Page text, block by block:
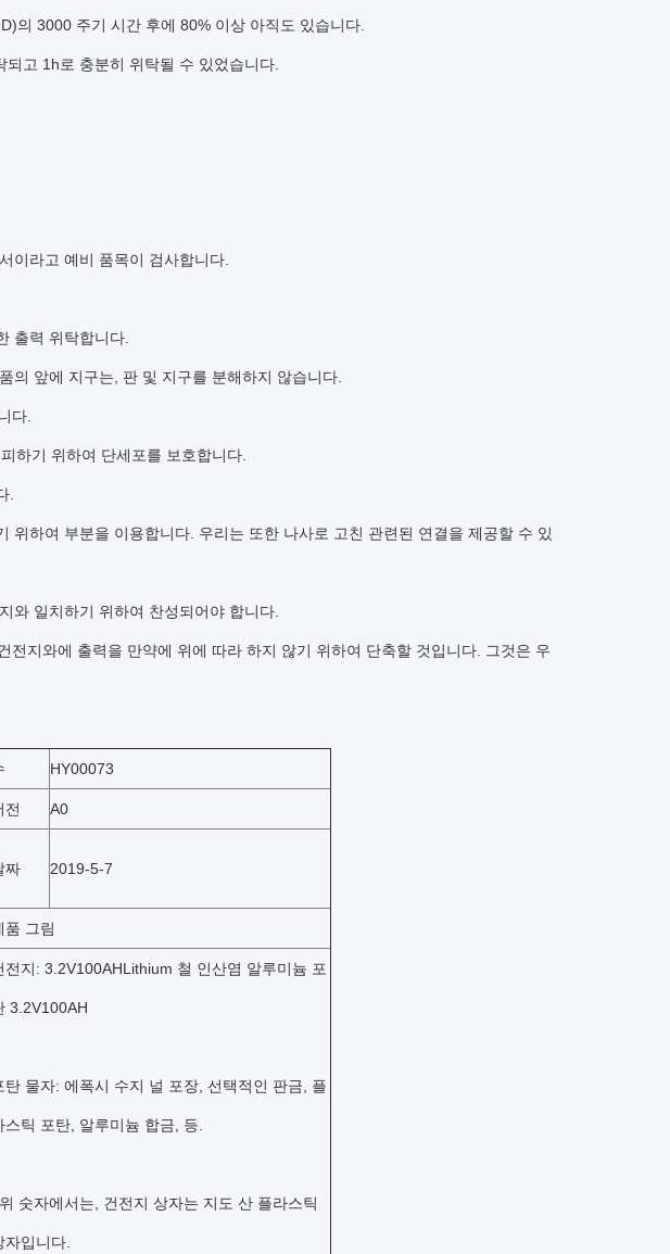
의 3000 주기 시간 후에 80% 이상 아직도 있습니다.
고 1h로 충분히 위탁될 수 있었습니다.
이라고 예비 품목이 검사합니다.
출력 위탁합니다.
의 앞에 지구는, 판 및 지구를 분해하지 않습니다.
다.
하기 위하여 단세포를 보호합니다.
.
위하여 부분을 이용합니다. 우리는 또한 나사로 고친 관련된 연결을 제공할 수 있
와 일치하기 위하여 찬성되어야 합니다.
지와에 출력을 만약에 위에 따라 하지 않기 위하여 단축할 것입니다. 그것은 우
HY00073
전 A0
짜 2019-5-7
품 그림
전지: 3.2V100AHLithium 철 인산염 알루미늄 포
3.2V100AH
탄 물자: 에폭시 수지 널 포장, 선택적인 판금, 플
스틱 포탄, 알루미늄 합금, 등.
. 위 숫자에서는, 건전지 상자는 지도 산 플라스틱
자입니다.